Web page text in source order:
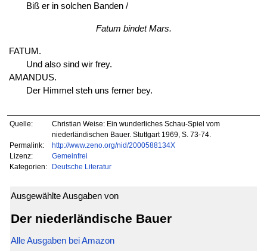
Biß er in solchen Banden /
Fatum bindet Mars.
FATUM.
Und also sind wir frey.
AMANDUS.
Der Himmel steh uns ferner bey.
Quelle:
Christian Weise: Ein wunderliches Schau-Spiel vom
niederländischen Bauer. Stuttgart 1969, S. 73-74.
Permalink:
http://www.zeno.org/nid/2000588134X
Lizenz:
Gemeinfrei
Kategorien:
Deutsche Literatur
Ausgewählte Ausgaben von
Der niederländische Bauer
Alle Ausgaben bei Amazon